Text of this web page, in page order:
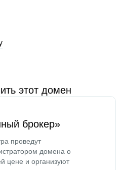
этот домен
брокер»
проведут
домена о
цене и организуют